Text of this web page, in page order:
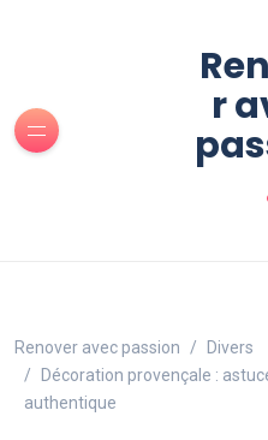
r
Renover avec passion
Divers
Décoration provençale :
authentique